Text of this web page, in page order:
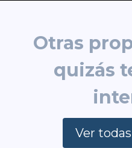
Otras
quizás
Ver